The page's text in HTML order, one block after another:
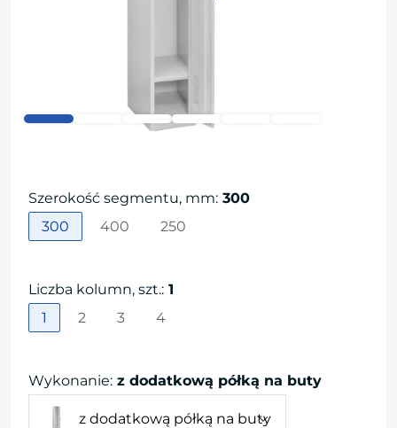
Szerokość segmentu, mm: 300
300
400 250
Liczba kolumn, szt.: 1
1
2 3 4
Wykonanie: z dodatkową półką na buty
z dodatkową półką na buty